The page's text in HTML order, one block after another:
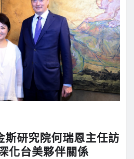
斯研究院何瑞恩主任訪
化台美夥伴關係